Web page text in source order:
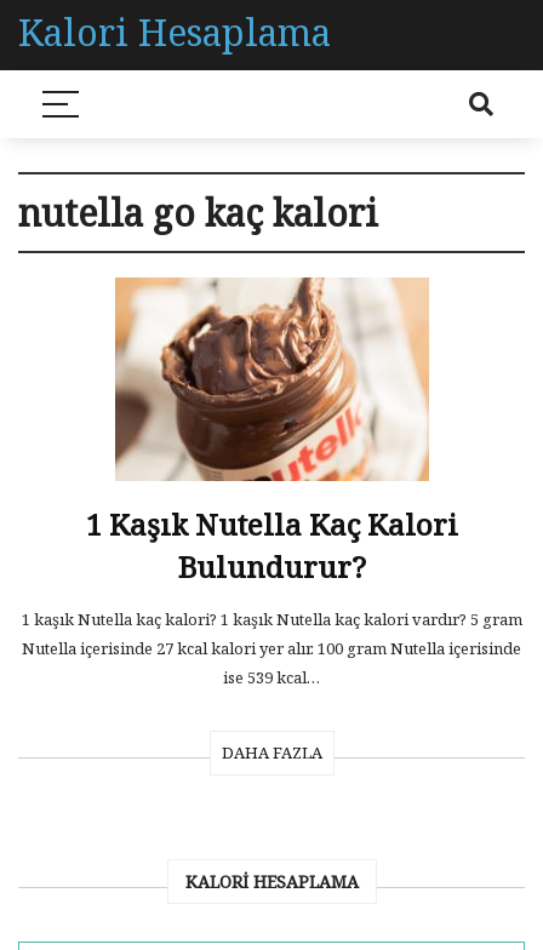
Kalori Hesaplama
nutella go kaç kalori
1 Kaşık Nutella Kaç Kalori
Bulundurur?
1 kaşık Nutella kaç kalori? 1 kaşık Nutella kaç kalori vardır? 5 gram
Nutella içerisinde 27 kcal kalori yer alır. 100 gram Nutella içerisinde
ise 539 kcal…
DAHA FAZLA
KALORI HESAPLAMA